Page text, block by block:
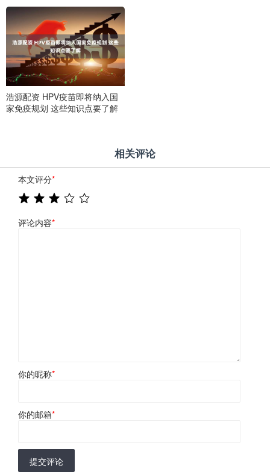
浩源配资 HPV疫苗即将纳入国
家免疫规划 这些知识点要了解
相关评论
本文评分*
评论内容*
你的昵称*
你的邮箱*
提交评论